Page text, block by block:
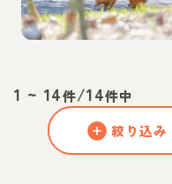
1 ~ 14件/14件中
絞り込み